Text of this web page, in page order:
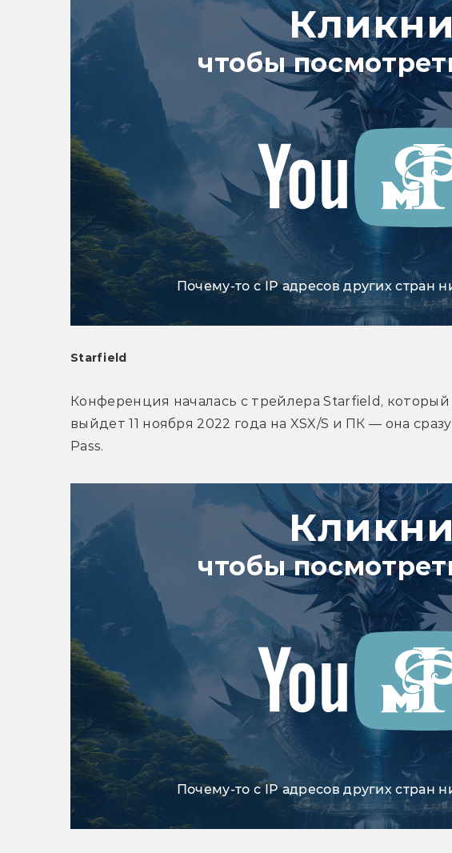
чтобы
Почему-то с IP адресов других стран
Starfield
Конференция началась с трейлера Starfield, который
выйдет 11 ноября 2022 года на XSX/S и ПК — она
Pass.
чтобы
Почему-то с IP адресов других стран